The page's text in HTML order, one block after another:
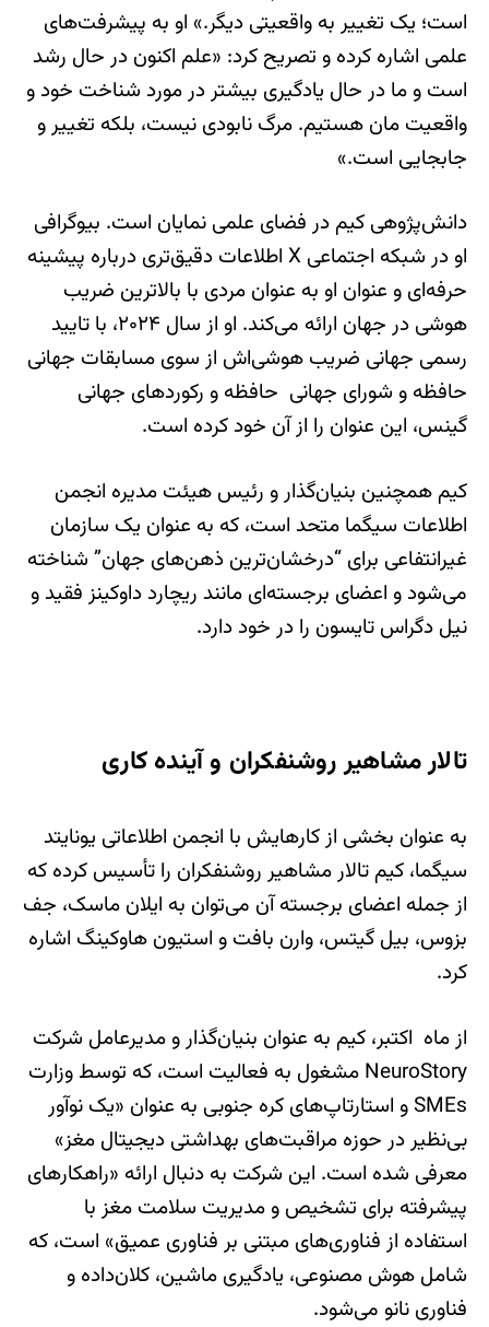
است؛ یک تغییر به واقعیتی دیگر.» او به پیشرفت‌های
علمی اشاره کرده و تصریح کرد: «علم اکنون در حال رشد
است و ما در حال یادگیری بیشتر در مورد شناخت خود و
واقعیت مان هستیم. مرگ نابودی نیست، بلکه تغییر و
جابجایی است.»
دانش‌پژوهی کیم در فضای علمی نمایان است. بیوگرافی
او در شبکه اجتماعی X اطلاعات دقیق‌تری درباره پیشینه
حرفه‌ای و عنوان او به عنوان مردی با بالاترین ضریب
هوشی در جهان ارائه می‌کند. او از سال ۲۰۲۴، با تایید
رسمی جهانی ضریب هوشی‌اش از سوی مسابقات جهانی
حافظه و شورای جهانی حافظه و رکوردهای جهانی
گینس، این عنوان را از آن خود کرده است.
کیم همچنین بنیان‌گذار و رئیس هیئت مدیره انجمن
اطلاعات سیگما متحد است، که به عنوان یک سازمان
غیرانتفاعی برای “درخشان‌ترین ذهن‌های جهان” شناخته
می‌شود و اعضای برجسته‌ای مانند ریچارد داوکینز فقید و
نیل دگراس تایسون را در خود دارد.
تالار مشاهیر روشنفکران و آینده کاری
به عنوان بخشی از کارهایش با انجمن اطلاعاتی یونایتد
سیگما، کیم تالار مشاهیر روشنفکران را تأسیس کرده که
از جمله اعضای برجسته آن می‌توان به ایلان ماسک، جف
بزوس، بیل گیتس، وارن بافت و استیون هاوکینگ اشاره
کرد.
از ماه اکتبر، کیم به عنوان بنیان‌گذار و مدیرعامل شرکت
NeuroStory مشغول به فعالیت است، که توسط وزارت
SMEs و استارتاپ‌های کره جنوبی به عنوان «یک نوآور
بی‌نظیر در حوزه مراقبت‌های بهداشتی دیجیتال مغز»
معرفی شده است. این شرکت به دنبال ارائه «راهکارهای
پیشرفته برای تشخیص و مدیریت سلامت مغز با
استفاده از فناوری‌های مبتنی بر فناوری عمیق» است، که
شامل هوش مصنوعی، یادگیری ماشین، کلان‌داده و
فناوری نانو می‌شود.